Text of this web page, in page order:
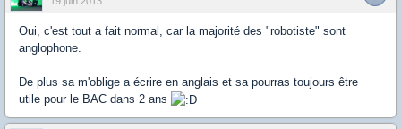
Oui, c'est tout a fait normal, car la majorité des "robotiste" sont
anglophone.
De plus sa m'oblige a écrire en anglais et sa pourras toujours être
utile pour le BAC dans 2 ans